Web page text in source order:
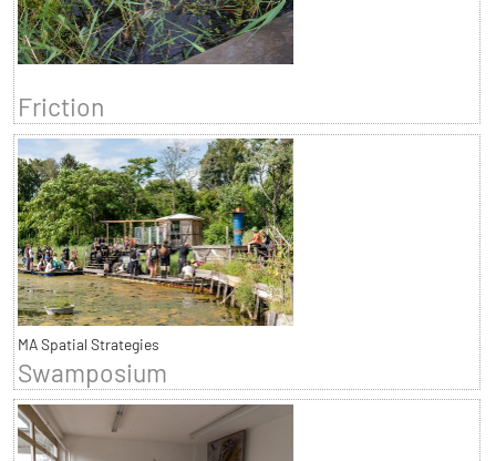
Friction
MA Spatial Strategies
Swamposium